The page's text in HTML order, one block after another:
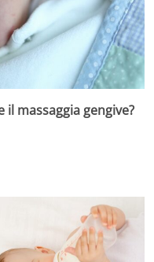
massaggia gengive?